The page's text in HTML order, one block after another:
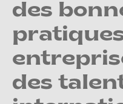
des
des